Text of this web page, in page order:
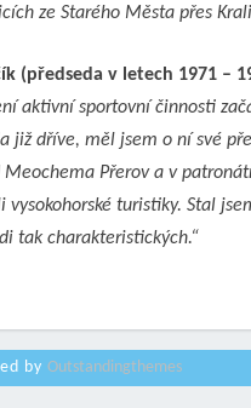
ze Starého Města přes
(předseda v letech 1971 –
aktivní sportovní činnosti
již dříve, měl jsem o ní své
Přerov a v
turistiky. Stal
tak charakteristických.“
by Outstandingthemes